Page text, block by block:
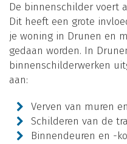
De binnenschilder voert
Dit heeft een grote
je woning in Drunen en
gedaan worden. In
binnenschilderwerken
aan:
Verven van muren
Schilderen van de
Binnendeuren en -